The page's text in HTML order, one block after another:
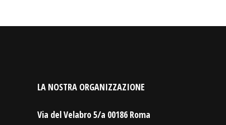
LA NOSTRA ORGANIZZAZIONE
Via del Velabro 5/a 00186 Roma